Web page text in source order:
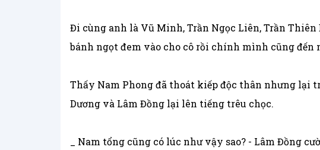
Đi cùng anh là Vũ Minh, Trần Ngọc Liên, Trần
bánh ngọt đem vào cho cô rồi chính mình cũng đến
Thấy Nam Phong đã thoát kiếp độc thân nhưng lại
Dương và Lâm Đồng lại lên tiếng trêu chọc.
_ Nam tổng cũng có lúc như vậy sao? - Lâm Đồng